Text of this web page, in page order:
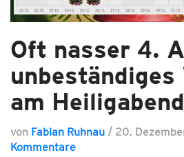
Oft nasser 4.
unbeständiges
am Heiligabend
von Fabian Ruhnau / 20.
Kommentare